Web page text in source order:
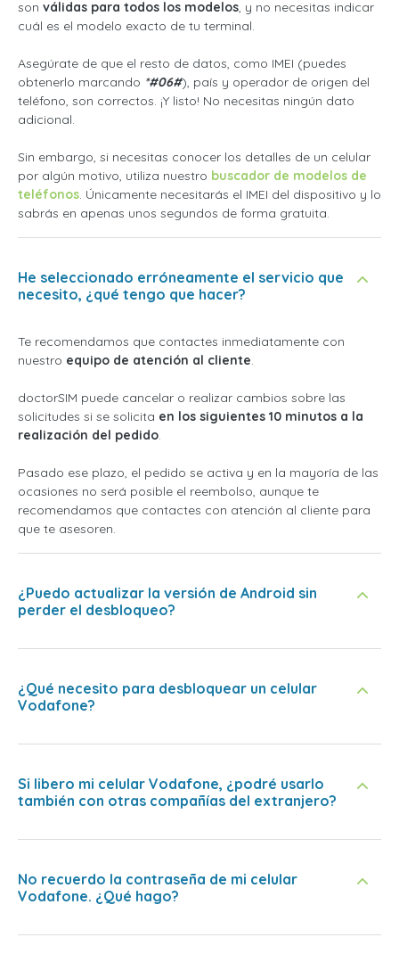
son válidas para todos los modelos, y no necesitas indicar
cuál es el modelo exacto de tu terminal.
Asegúrate de que el resto de datos, como IMEI (puedes
obtenerlo marcando *#06#), país y operador de origen del
teléfono, son correctos. ¡Y listo! No necesitas ningún dato
adicional.
Sin embargo, si necesitas conocer los detalles de un celular
por algún motivo, utiliza nuestro buscador de modelos de
teléfonos. Únicamente necesitarás el IMEI del dispositivo y lo
sabrás en apenas unos segundos de forma gratuita.
He seleccionado erróneamente el servicio que
necesito, ¿qué tengo que hacer?
Te recomendamos que contactes inmediatamente con
nuestro equipo de atención al cliente.
doctorSIM puede cancelar o realizar cambios sobre las
solicitudes si se solicita en los siguientes 10 minutos a la
realización del pedido.
Pasado ese plazo, el pedido se activa y en la mayoría de las
ocasiones no será posible el reembolso, aunque te
recomendamos que contactes con atención al cliente para
que te asesoren.
¿Puedo actualizar la versión de Android sin
perder el desbloqueo?
¿Qué necesito para desbloquear un celular
Vodafone?
Si libero mi celular Vodafone, ¿podré usarlo
también con otras compañías del extranjero?
No recuerdo la contraseña de mi celular
Vodafone. ¿Qué hago?